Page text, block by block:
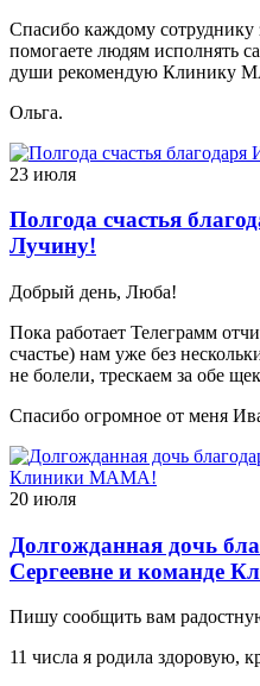
Спасибо каждому сотруднику
помогаете людям исполнять
души рекомендую Клинику
Ольга.
23 июля
Полгода счастья
Лучину!
Добрый день, Люба!
Пока работает Телеграмм
счастье) нам уже без
не болели, трескаем за обе
Спасибо огромное от меня
20 июля
Долгожданная дочь
Сергеевне и команде
Пишу сообщить вам
11 числа я родила здоровую,